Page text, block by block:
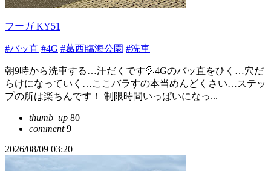
フーガ KY51
#バッ直 #4G #葛西臨海公園 #洗車
朝9時から洗車する…汗だくです💦4Gのバッ直をひく…穴だ
らけになっていく…ここバラすの本当めんどくさい…ステッ
プの所は楽ちんです！ 制限時間いっぱいになっ...
thumb_up 80
comment9
2026/08/09 03:20